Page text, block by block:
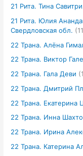
21 Рита. Тина
21 Рита. Юлия
Свердловская обл.
22 Трана. Алёна
22 Трана. Виктор
22 Трана. Гала Деви
22 Трана. Дмитрий
22 Трана. Екатерина
22 Трана. Инна
22 Трана. Ирина
22 Трана. Катерина